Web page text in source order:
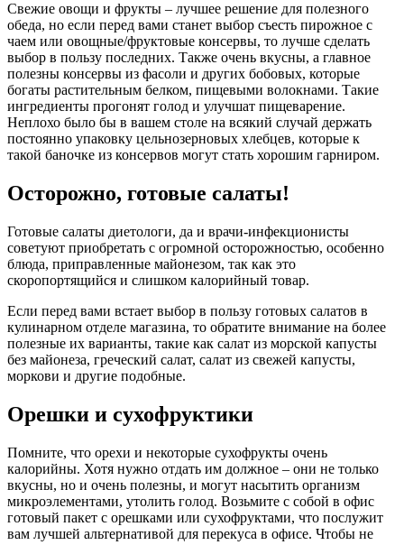
Свежие овощи и фрукты – лучшее решение для полезного
обеда, но если перед вами станет выбор съесть пирожное с
чаем или овощные/фруктовые консервы, то лучше сделать
выбор в пользу последних. Также очень вкусны, а главное
полезны консервы из фасоли и других бобовых, которые
богаты растительным белком, пищевыми волокнами. Такие
ингредиенты прогонят голод и улучшат пищеварение.
Неплохо было бы в вашем столе на всякий случай держать
постоянно упаковку цельнозерновых хлебцев, которые к
такой баночке из консервов могут стать хорошим гарниром.
Осторожно, готовые салаты!
Готовые салаты диетологи, да и врачи-инфекционисты
советуют приобретать с огромной осторожностью, особенно
блюда, приправленные майонезом, так как это
скоропортящийся и слишком калорийный товар.
Если перед вами встает выбор в пользу готовых салатов в
кулинарном отделе магазина, то обратите внимание на более
полезные их варианты, такие как салат из морской капусты
без майонеза, греческий салат, салат из свежей капусты,
моркови и другие подобные.
Орешки и сухофруктики
Помните, что орехи и некоторые сухофрукты очень
калорийны. Хотя нужно отдать им должное – они не только
вкусны, но и очень полезны, и могут насытить организм
микроэлементами, утолить голод. Возьмите с собой в офис
готовый пакет с орешками или сухофруктами, что послужит
вам лучшей альтернативой для перекуса в офисе. Чтобы не